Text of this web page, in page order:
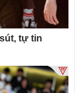
tự tin